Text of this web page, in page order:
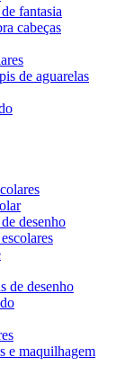
fantasia
cabeças
de aguarelas
desenho
de desenho
e maquilhagem